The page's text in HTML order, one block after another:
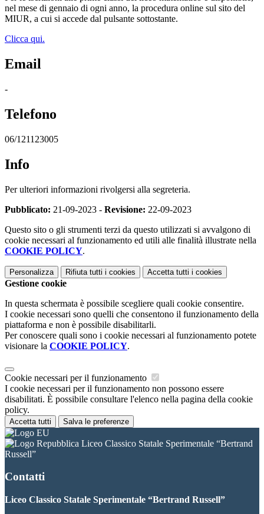
nel mese di gennaio di ogni anno, la procedura online sul sito del
MIUR, a cui si accede dal pulsante sottostante.
Clicca qui.
Email
-
Telefono
06/121123005
Info
Per ulteriori informazioni rivolgersi alla segreteria.
Pubblicato: 21-09-2023 - Revisione: 22-09-2023
Questo sito o gli strumenti terzi da questo utilizzati si avvalgono di
cookie necessari al funzionamento ed utili alle finalità illustrate nella
COOKIE POLICY.
Personalizza Rifiuta tutti i cookies Accetta tutti i cookies
Gestione cookie
In questa schermata è possibile scegliere quali cookie consentire.
I cookie necessari sono quelli che consentono il funzionamento della
piattaforma e non è possibile disabilitarli.
Per conoscere quali sono i cookie necessari al funzionamento potete
visionare la COOKIE POLICY.
Cookie necessari per il funzionamento
I cookie necessari per il funzionamento non possono essere
disabilitati. È possibile consultare l'elenco nella pagina della cookie
policy.
Accetta tutti Salva le preferenze
Liceo Classico Statale Sperimentale “Bertrand
Russell”
Contatti
Liceo Classico Statale Sperimentale “Bertrand Russell”